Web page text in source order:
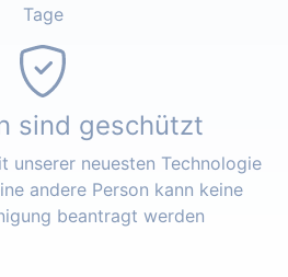
Tage
sind geschützt
unserer neuesten Technologie
andere Person kann keine
beantragt werden